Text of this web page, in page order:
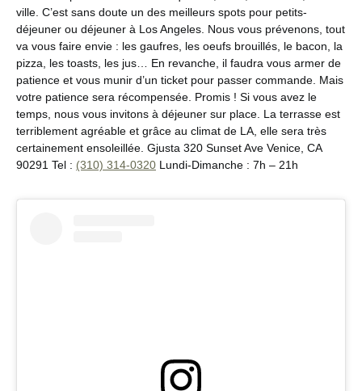
ville. C’est sans doute un des meilleurs spots pour petits-
déjeuner ou déjeuner à Los Angeles. Nous vous prévenons, tout
va vous faire envie : les gaufres, les oeufs brouillés, le bacon, la
pizza, les toasts, les jus… En revanche, il faudra vous armer de
patience et vous munir d’un ticket pour passer commande. Mais
votre patience sera récompensée. Promis ! Si vous avez le
temps, nous vous invitons à déjeuner sur place. La terrasse est
terriblement agréable et grâce au climat de LA, elle sera très
certainement ensoleillée. Gjusta 320 Sunset Ave Venice, CA
90291 Tel : (310) 314-0320 Lundi-Dimanche : 7h – 21h